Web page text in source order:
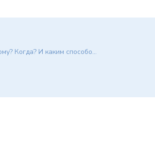
Когда? И каким способом?